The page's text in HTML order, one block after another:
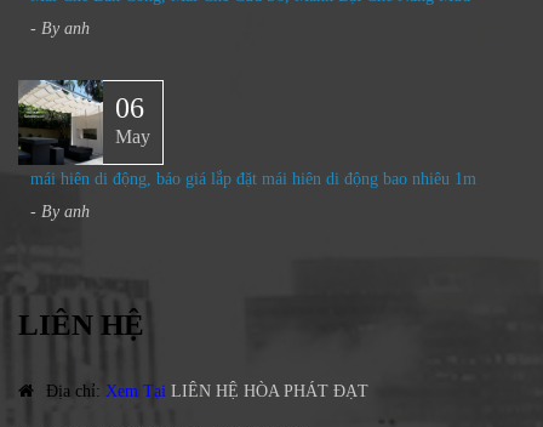
- By anh
06
May
mái hiên di động, báo giá lắp đặt mái hiên di động bao nhiêu 1m
- By anh
LIÊN HỆ
Địa chỉ: Xem Tại LIÊN HỆ HÒA PHÁT ĐẠT